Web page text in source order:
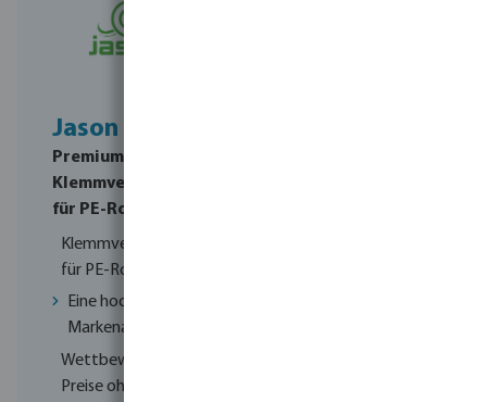
Jason
Premium-
Klemmverschraubungen
für PE-Rohre
Klemmverschraubungen
für PE-Rohre
Eine hochwertige
Markenalternative
Wettbewerbsfähige
Preise ohne